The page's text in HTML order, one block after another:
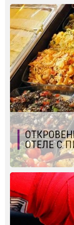
ОТЕЛЕ С